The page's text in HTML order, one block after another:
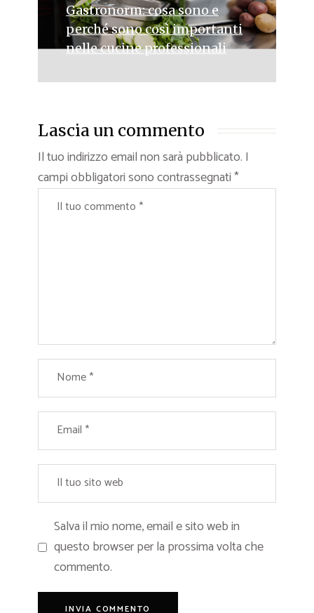
Gastronorm: cosa sono e
perché sono così importanti
nelle cucine professionali
Lascia un commento
Il tuo indirizzo email non sarà pubblicato. I
campi obbligatori sono contrassegnati*
Salva il mio nome, email e sito web in
questo browser per la prossima volta che
commento.